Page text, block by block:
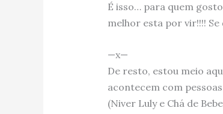
É isso… para quem
melhor esta por vir!!!!
—x—
De resto, estou meio
acontecem com
(Niver Luly e Chá de